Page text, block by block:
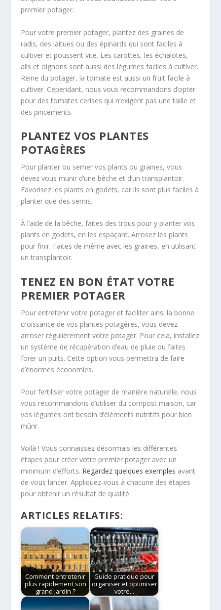
premier potager.
Pour votre premier potager, plantez des graines de
radis, des laitues ou des épinards qui sont faciles à
cultiver et poussent vite. Les carottes, les échalotes,
ails et oignons sont aussi des légumes faciles à cultiver.
Reine du potager, la tomate est aussi un fruit facile à
cultiver. Cependant, nous vous recommandons d’opter
pour des tomates cerises qui n’exigent pas une taille et
des pincements.
PLANTEZ VOS PLANTES
POTAGÈRES
Pour planter ou semer vos plants ou graines, vous
devez vous munir d’une bêche et d’un transplantoir.
Favorisez les plants en godets, car ils sont plus faciles à
planter que des semis.
À l’aide de la bêche, faites des trous pour y planter vos
plants en godets, en les espaçant. Arrosez les plants
pour finir. Faites de même avec les graines, en utilisant
un transplantoir.
TENEZ EN BON ÉTAT VOTRE
PREMIER POTAGER
Pour entretenir votre potager et faciliter ainsi la bonne
croissance de vos plantes potagères, vous devez
arroser régulièrement votre potager. Pour cela, installez
un système de récupération d’eau de pluie ou faites
forer un puits. Cette option vous permettra de faire
d’énormes économies.
Pour fertiliser votre potager de manière naturelle, nous
vous recommandons d’utiliser du compost maison, car
vos légumes ont besoin d’éléments nutritifs pour bien
mûrir.
Voilà ! Vous connaissez désormais les différentes
étapes pour créer votre premier potager avec un
minimum d’efforts. Regardez quelques exemples avant
de vous lancer. Appliquez-vous à chacune des étapes
pour obtenir un résultat de qualité.
ARTICLES RELATIFS:
Comment entretenir
plus rapidement son
grand jardin ?
Guide pratique pour
organiser et optimiser
votre…